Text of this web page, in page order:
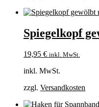
Spiegelkopf
19,95 € inkl. MwSt.
inkl. MwSt.
zzgl. Versandkosten